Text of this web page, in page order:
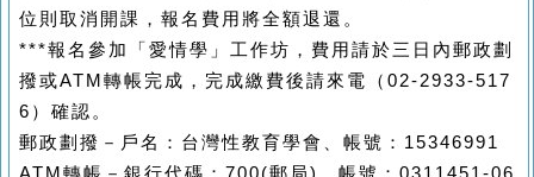
位則取消開課，報名費用將全額退還。
***報名參加
「愛情學」工作坊 ，費用請於三日內郵政劃
撥或ATM 轉帳完成，完成繳費後請來電（ 02-2933-517
6 ）確認。
郵政劃撥－戶名：台灣性教育學會、帳號： 15346991